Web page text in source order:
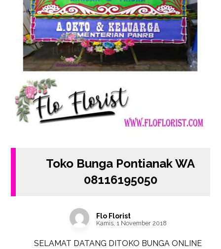
Toko Bunga Pontianak WA
08116195050
Flo Florist
Kamis, 1 November 2018
SELAMAT DATANG DITOKO BUNGA ONLINE